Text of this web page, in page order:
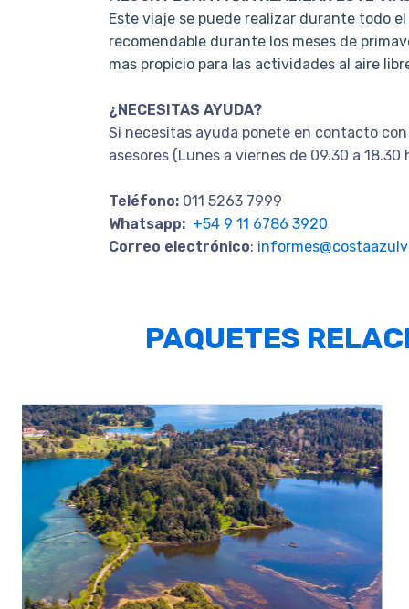
Este viaje se puede realizar durante todo el
recomendable durante los meses de
mas propicio para las actividades al aire
¿NECESITAS AYUDA?
Si necesitas ayuda ponete en contacto
asesores (Lunes a viernes de 09.30 a 18.30
Teléfono: 011 5263 7999
Whatsapp: +54 9 11 6786 3920
Correo electrónico:
PAQUETES